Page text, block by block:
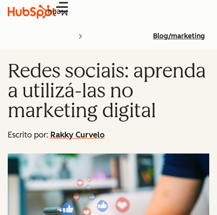
Menu
Blog/marketing
Redes sociais: aprenda
a utilizá-las no
marketing digital
Escrito por: Rakky Curvelo